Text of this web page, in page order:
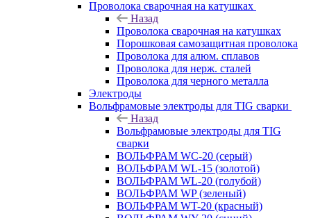
Проволока сварочная на катушках
Назад
Проволока сварочная на катушках
Порошковая самозащитная проволока
Проволока для алюм. сплавов
Проволока для нерж. сталей
Проволока для черного металла
Электроды
Вольфрамовые электроды для TIG сварки
Назад
Вольфрамовые электроды для TIG
сварки
ВОЛЬФРАМ WC-20 (серый)
ВОЛЬФРАМ WL-15 (золотой)
ВОЛЬФРАМ WL-20 (голубой)
ВОЛЬФРАМ WP (зеленый)
ВОЛЬФРАМ WT-20 (красный)